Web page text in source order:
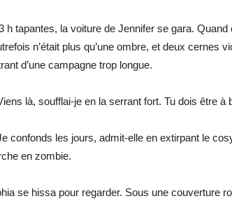
h tapantes, la voiture de Jennifer se gara.
n’était plus qu’une ombre, et deux
d’une campagne trop longue.
là, soufflai-je en la serrant fort. Tu dois être à
confonds les jours, admit-elle en extirpant le
en zombie.
se hissa pour regarder. Sous une couverture